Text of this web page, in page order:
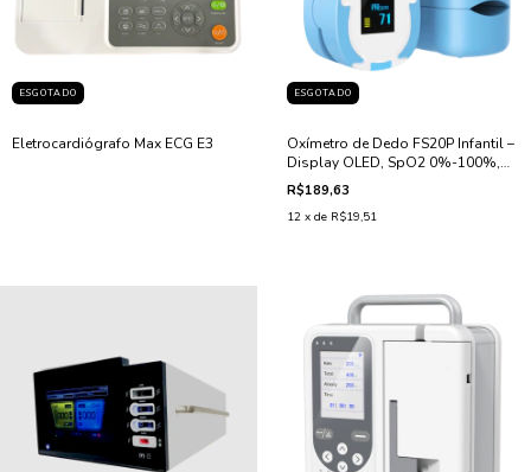
ESGOTADO
Eletrocardiógrafo Max ECG E3
ESGOTADO
Oxímetro de Dedo FS20P Infantil –
Display OLED, SpO2 0%-100%,
Alta Precisão
R$189,63
12 x de R$19,51